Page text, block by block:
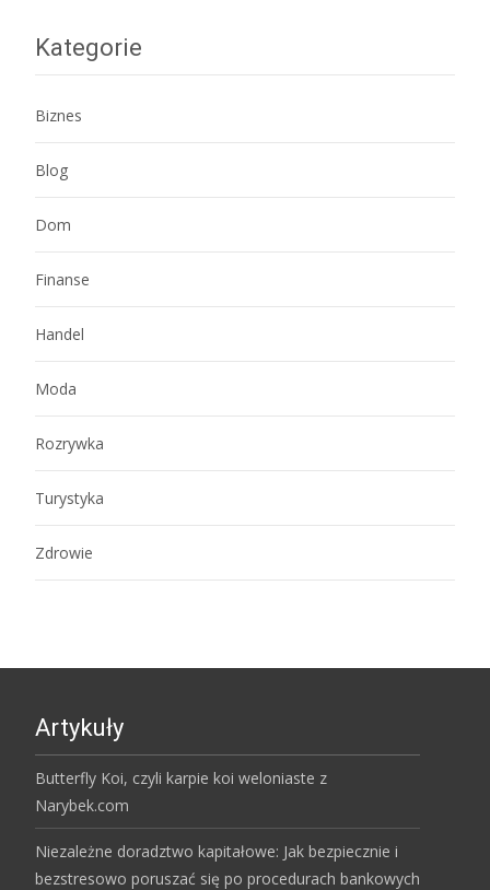
Kategorie
Biznes
Blog
Dom
Finanse
Handel
Moda
Rozrywka
Turystyka
Zdrowie
Artykuły
Butterfly Koi, czyli karpie koi weloniaste z
Narybek.com
Niezależne doradztwo kapitałowe: Jak bezpiecznie i
bezstresowo poruszać się po procedurach bankowych